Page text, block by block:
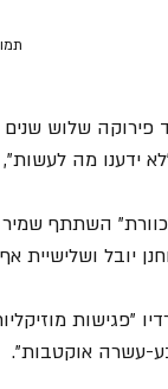
שלוש
ידענו מה
יובל ושלישיית אף
הרדיו
עשרה אוקטבות".